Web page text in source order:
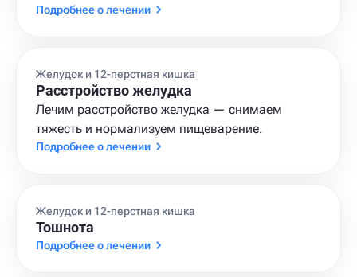
Подробнее о лечении
Желудок и 12-перстная кишка
Расстройство желудка
Лечим расстройство желудка — снимаем
тяжесть и нормализуем пищеварение.
Подробнее о лечении
Желудок и 12-перстная кишка
Тошнота
Подробнее о лечении